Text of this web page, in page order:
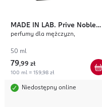
MADE IN LAB. Prive Noble
Shade
perfumy dla mężczyzn,
50 ml
79,99 zł
100 ml = 159,98 zł
Niedostępny online